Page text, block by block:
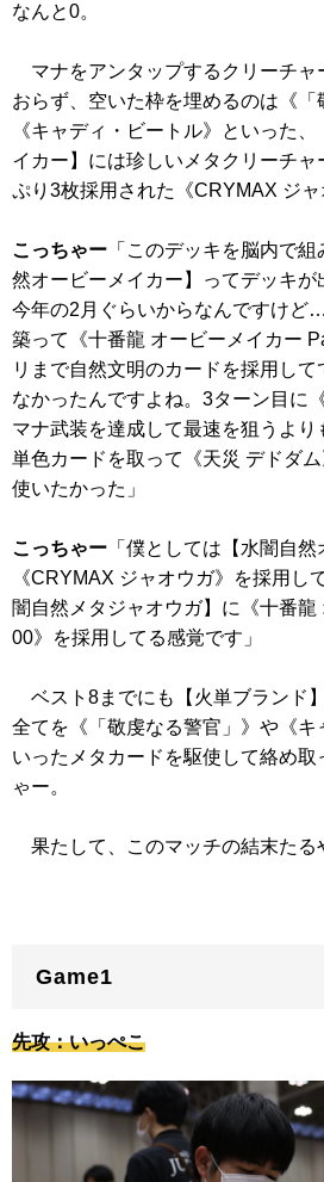
なんと0。
マナをアンタップするクリーチャ
おらず、空いた枠を埋めるのは 《
《キャディ・ビートル》
といった、
イカー】には珍しいメタクリーチ
ぷり3枚採用された
《CRYMAX ジャ
こっちゃー 「このデッキを脳内で
然オービーメイカー】ってデッキが
今年の2月ぐらいからなんですけ
築って
《十番龍 オービーメイカー
リまで自然文明のカードを採用して
なかったんですよね。3ターン目に
マナ武装を達成して最速を狙うよ
単色カードを取って
《天災 デドダム
使いたかった」
こっちゃー 「僕としては【水闇自
《CRYMAX ジャオウガ》
を採用し
闇自然メタジャオウガ】に
《十番
00》
を採用してる感覚です」
ベスト8までにも【火単ブランド
全てを 《「敬虔なる警官」》 や 《
いったメタカードを駆使して絡め取
ゃー。
果たして、このマッチの結末たる
Game1
先攻：いっぺこ